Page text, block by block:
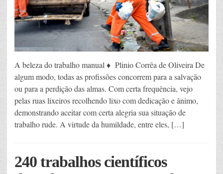
A beleza do trabalho manual ♦ Plinio Corrêa de Oliveira De
algum modo, todas as profissões concorrem para a salvação
ou para a perdição das almas. Com certa frequência, vejo
pelas ruas lixeiros recolhendo lixo com dedicação e ânimo,
demonstrando aceitar com certa alegria sua situação de
trabalho rude. A virtude da humildade, entre eles, […]
240 trabalhos científicos